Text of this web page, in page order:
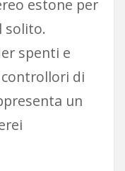
estone per
solito.
spenti e
di
un